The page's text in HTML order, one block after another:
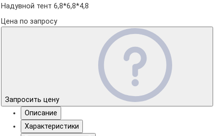
Надувной тент 6,8*6,8*4,8
Цена по запросу
Запросить цену
Описание
Характеристики